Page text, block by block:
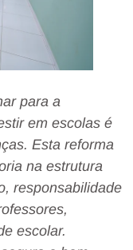
para a
em escolas é
Esta reforma
na estrutura
responsabilidade
escolar.